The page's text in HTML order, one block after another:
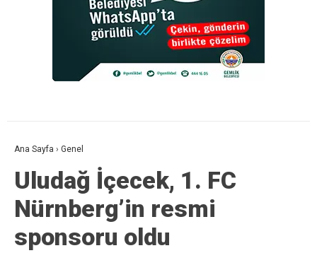
Ana Sayfa › Genel
Uludağ İçecek, 1. FC
Nürnberg’in resmi
sponsoru oldu